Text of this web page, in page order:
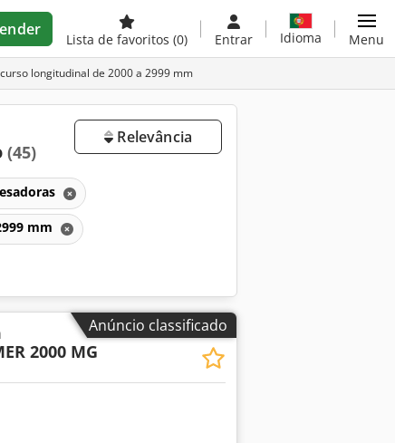
Lista de favoritos (0) Entrar Idioma Menu
longitudinal de 2000 a 2999 mm
(45)
Relevância
mm
Anúncio classificado
2000 MG